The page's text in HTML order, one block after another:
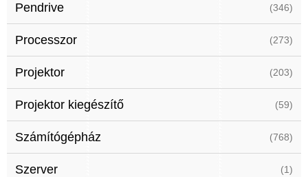
Pendrive (346)
Processzor (273)
Projektor (203)
Projektor kiegészítő (59)
Számítógépház (768)
Szerver (1)